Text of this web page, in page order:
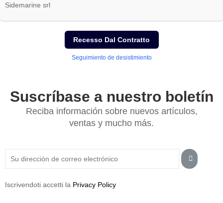
Sidemarine srl
Recesso Dal Contratto
Seguimiento de desistimiento
Suscríbase a nuestro boletín
Reciba información sobre nuevos artículos,
ventas y mucho más.
Iscrivendoti accetti la Privacy Policy